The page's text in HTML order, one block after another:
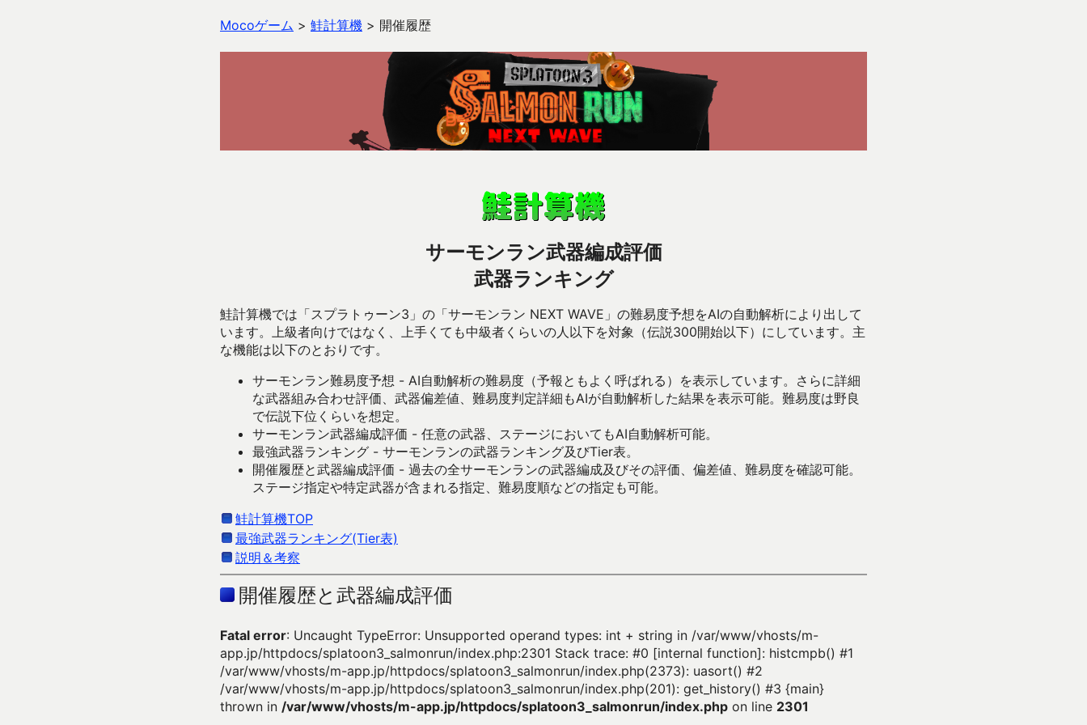
Mocoゲーム > 鮭計算機 > 開催履歴
サーモンラン武器編成評価
武器ランキング
鮭計算機では「スプラトゥーン3」の「サーモンラン NEXT WAVE」の難易度予想をAIの自動解析により出して
います。上級者向けではなく、上手くても中級者くらいの人以下を対象（伝説300開始以下）にしています。主
な機能は以下のとおりです。
サーモンラン難易度予想 - AI自動解析の難易度（予報ともよく呼ばれる）を表示しています。さらに詳細
な武器組み合わせ評価、武器偏差値、難易度判定詳細もAIが自動解析した結果を表示可能。難易度は野良
で伝説下位くらいを想定。
サーモンラン武器編成評価 - 任意の武器、ステージにおいてもAI自動解析可能。
最強武器ランキング - サーモンランの武器ランキング及びTier表。
開催履歴と武器編成評価 - 過去の全サーモンランの武器編成及びその評価、偏差値、難易度を確認可能。
ステージ指定や特定武器が含まれる指定、難易度順などの指定も可能。
鮭計算機TOP
最強武器ランキング(Tier表)
説明＆考察
開催履歴と武器編成評価
Fatal error: Uncaught TypeError: Unsupported operand types: int + string in /var/www/vhosts/m-
app.jp/httpdocs/splatoon3_salmonrun/index.php:2301 Stack trace: #0 [internal function]: histcmpb() #1
/var/www/vhosts/m-app.jp/httpdocs/splatoon3_salmonrun/index.php(2373): uasort() #2
/var/www/vhosts/m-app.jp/httpdocs/splatoon3_salmonrun/index.php(201): get_history() #3 {main}
thrown in /var/www/vhosts/m-app.jp/httpdocs/splatoon3_salmonrun/index.php on line 2301